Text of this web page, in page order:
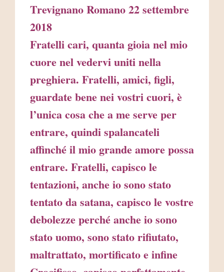
Trevignano Romano 22 settembre
2018
Fratelli cari, quanta gioia nel mio
cuore nel vedervi uniti nella
preghiera. Fratelli, amici, figli,
guardate bene nei vostri cuori, è
l’unica cosa che a me serve per
entrare, quindi spalancateli
affinché il mio grande amore possa
entrare. Fratelli, capisco le
tentazioni, anche io sono stato
tentato da satana, capisco le vostre
debolezze perché anche io sono
stato uomo, sono stato rifiutato,
maltrattato, mortificato e infine